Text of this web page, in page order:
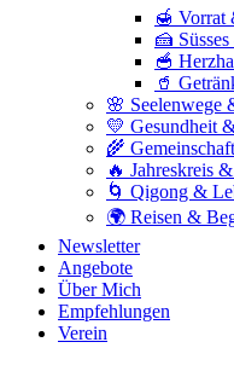
🍯 Vorrat
🍰
🥣
🥤
🌸 Seelenwege
💛 Gesundheit
🌾
🔥 Jahreskreis
🌀 Qigong &
🌍 Reisen &
Newsletter
Angebote
Über Mich
Empfehlungen
Verein